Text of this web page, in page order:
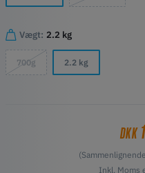
Vægt: 2.2 kg
700g 2.2 kg
DKK
Inkl. Moms